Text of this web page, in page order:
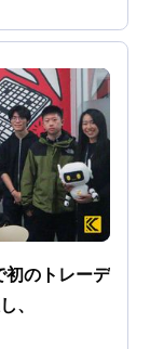
初のトレーデ
、